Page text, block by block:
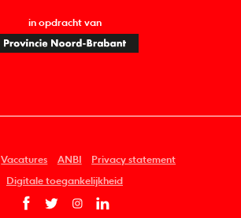
in opdracht van
Vacatures ANBI Privacy statement
Digitale toegankelijkheid